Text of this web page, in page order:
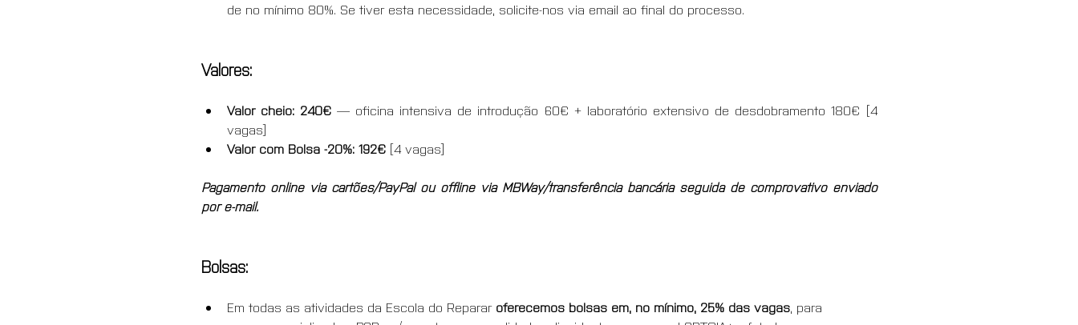
de no mínimo 80%. Se tiver esta necessidade, solicite-nos via email ao final do processo.
Valores:
Valor cheio: 240€ — oficina intensiva de introdução 60€ + laboratório extensivo de desdobramento 180€ [4
vagas]
Valor com Bolsa -20%: 192€ [4 vagas]
Pagamento online via cartões/PayPal ou offline via MBWay/transferência bancária seguida de comprovativo enviado
por e-mail.
Bolsas:
Em todas as atividades da Escola do Reparar oferecemos bolsas em, no mínimo, 25% das vagas, para